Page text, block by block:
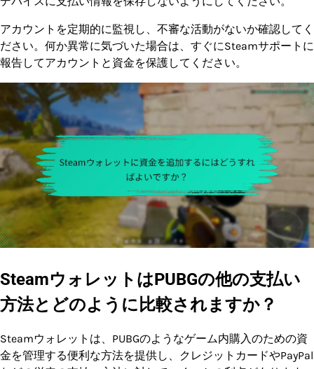
アカウントを定期的に監視し、不審な活動がないか確認してく
ださい。何か異常に気づいた場合は、すぐにSteamサポートに
報告してアカウントと資金を保護してください。
SteamウォレットはPUBGの他の支払い
方法とどのように比較されますか？
Steamウォレットは、PUBGのようなゲーム内購入のための資
金を管理する便利な方法を提供し、クレジットカードやPayPal